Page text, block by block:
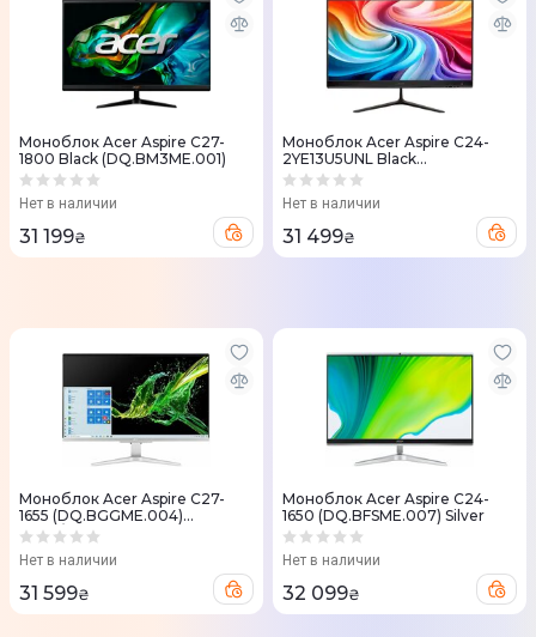
Моноблок Acer Aspire C27-
1800 Black (DQ.BM3ME.001)
Нет в наличии
31 199₴
Моноблок Acer Aspire C24-
2YE13U5UNL Black
(DQ.BN1ME.003)
Нет в наличии
31 499₴
Моноблок Acer Aspire C27-
1655 (DQ.BGGME.004)
Silver/Black
Нет в наличии
31 599₴
Моноблок Acer Aspire C24-
1650 (DQ.BFSME.007) Silver
Нет в наличии
32 099₴